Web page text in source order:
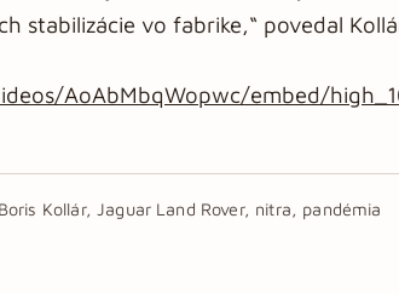
stabilizácie vo fabrike,“ povedal
AoAbMbqWopwc/embed/
Kollár, Jaguar Land Rover, nitra, pandémia